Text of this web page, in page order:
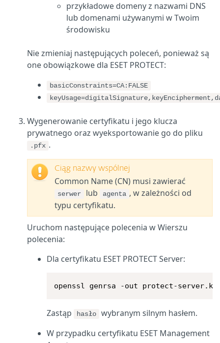
przykładowe domeny z nazwami DNS
lub domenami używanymi w Twoim
środowisku
Nie zmieniaj następujących poleceń, ponieważ są
one obowiązkowe dla ESET PROTECT:
basicConstraints=CA:FALSE
Wygenerowanie certyfikatu i jego klucza
prywatnego oraz wyeksportowanie go do pliku
.pfx .
Ciąg nazwy wspólnej
Common Name (CN) musi zawierać
serwer lub agenta , w zależności od
typu certyfikatu.
Uruchom następujące polecenia w Wierszu
polecenia:
Dla certyfikatu ESET PROTECT Server:
openssl genrsa -out protect-
Zastąp hasło
wybranym silnym hasłem.
W przypadku certyfikatu ESET Management